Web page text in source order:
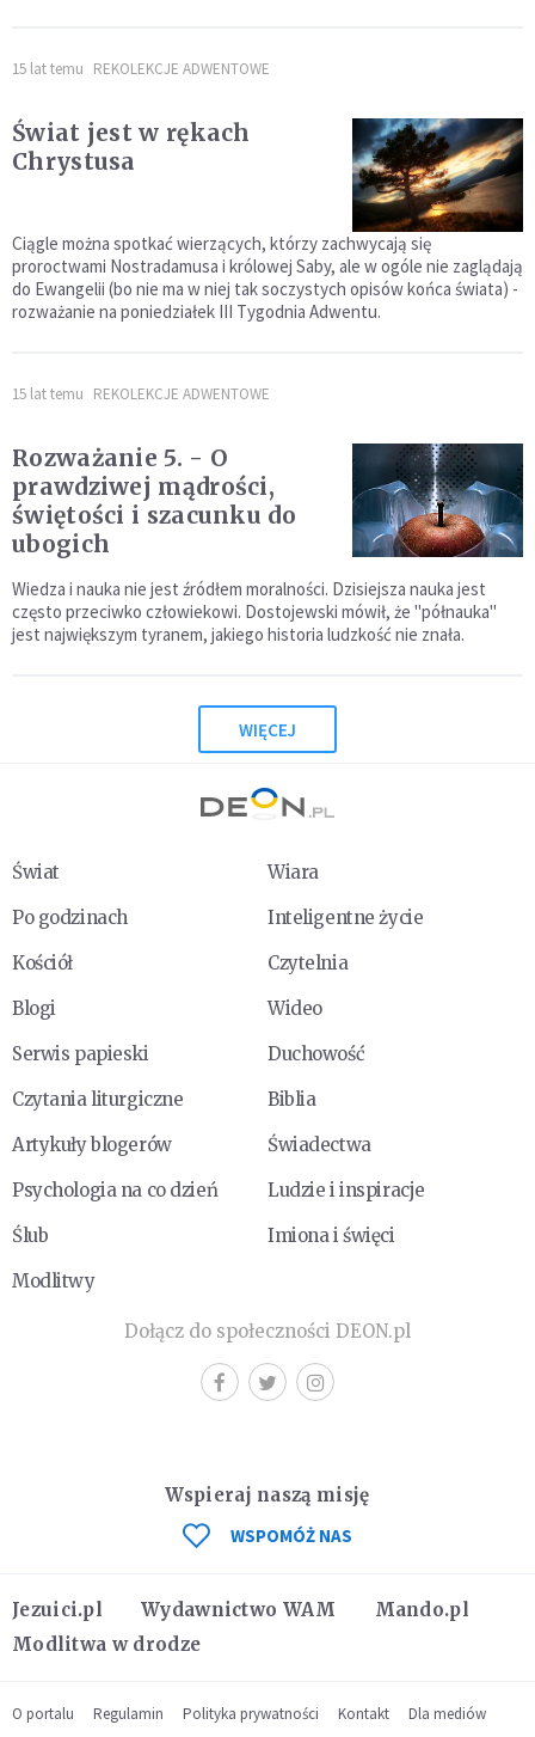
15 lat temu REKOLEKCJE ADWENTOWE
Świat jest w rękach
Chrystusa
Ciągle można spotkać wierzących, którzy zachwycają się
proroctwami Nostradamusa i królowej Saby, ale w ogóle nie zaglądają
do Ewangelii (bo nie ma w niej tak soczystych opisów końca świata) -
rozważanie na poniedziałek III Tygodnia Adwentu.
15 lat temu REKOLEKCJE ADWENTOWE
Rozważanie 5. - O
prawdziwej mądrości,
świętości i szacunku do
ubogich
Wiedza i nauka nie jest źródłem moralności. Dzisiejsza nauka jest
często przeciwko człowiekowi. Dostojewski mówił, że "półnauka"
jest największym tyranem, jakiego historia ludzkość nie znała.
WIĘCEJ
Świat
Wiara
Po godzinach
Inteligentne życie
Kościół
Czytelnia
Blogi
Wideo
Serwis papieski
Duchowość
Czytania liturgiczne
Biblia
Artykuły blogerów
Świadectwa
Psychologia na co dzień
Ludzie i inspiracje
Ślub
Imiona i święci
Modlitwy
Dołącz do społeczności DEON.pl
Jezuici.pl Wydawnictwo WAM
Mando.pl
Modlitwa w drodze
Wspieraj naszą misję
WSPOMÓŻ NAS
O portalu Regulamin Polityka prywatności Kontakt Dla mediów